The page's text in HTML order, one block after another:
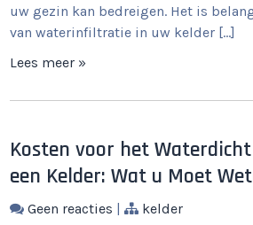
uw gezin kan bedreigen. Het is
van waterinfiltratie in uw kelder […]
Lees meer »
Kosten voor het
een Kelder: Wat u Moet
Geen reacties | kelder